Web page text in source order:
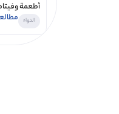
أطعمة
الدواء